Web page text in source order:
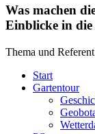
Was machen
Einblicke in die
Thema und
Start
Gartentour